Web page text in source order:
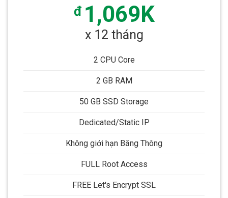
đ 1,069K
x 12 tháng
2 CPU Core
2 GB RAM
50 GB SSD Storage
Dedicated/Static IP
Không giới hạn Băng Thông
FULL Root Access
FREE Let's Encrypt SSL